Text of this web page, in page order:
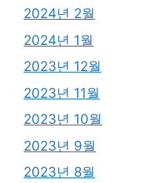
2024년 2월
2024년 1월
2023년 12월
2023년 11월
2023년 10월
2023년 9월
2023년 8월